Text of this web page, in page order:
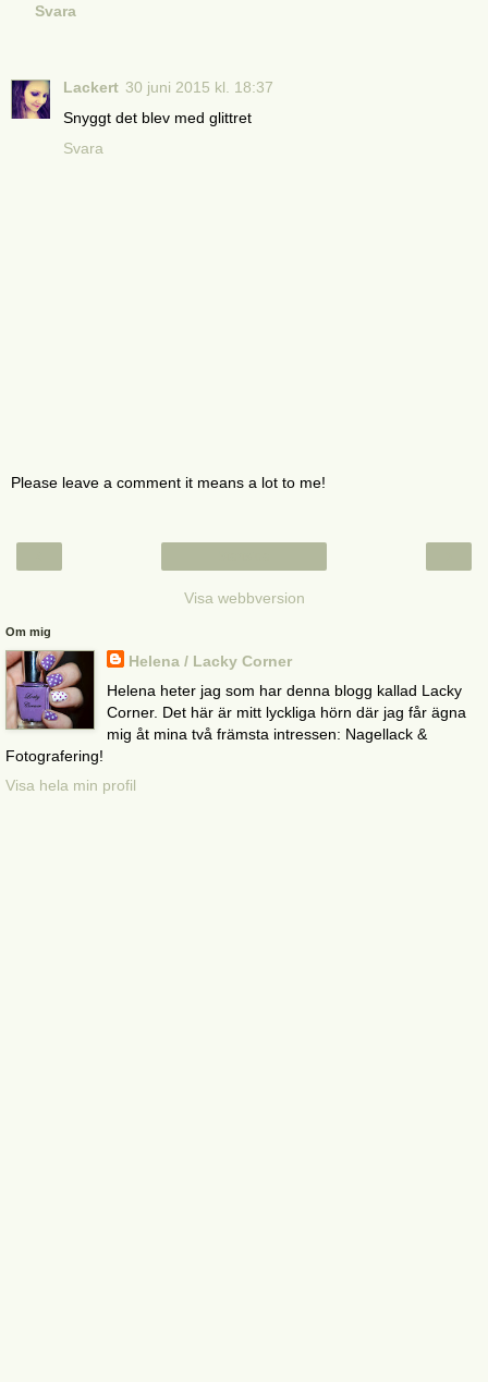
Svara
Lackert 30 juni 2015 kl. 18:37
Snyggt det blev med glittret
Svara
Please leave a comment it means a lot to me!
Visa webbversion
Om mig
Helena / Lacky Corner
Helena heter jag som har denna blogg kallad Lacky
Corner. Det här är mitt lyckliga hörn där jag får ägna
mig åt mina två främsta intressen: Nagellack &
Fotografering!
Visa hela min profil